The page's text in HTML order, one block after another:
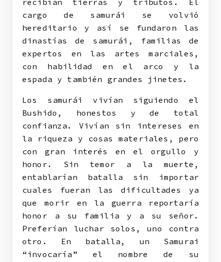
recibían tierras y tributos. El
cargo de samurái se volvió
hereditario y así se fundaron las
dinastías de samurái, familias de
expertos en las artes marciales,
con habilidad en el arco y la
espada y también grandes jinetes.
Los samurái vivían siguiendo el
Bushido, honestos y de total
confianza. Vivían sin intereses en
la riqueza y cosas materiales, pero
con gran interés en el orgullo y
honor. Sin temor a la muerte,
entablarían batalla sin importar
cuales fueran las dificultades ya
que morir en la guerra reportaría
honor a su familia y a su señor.
Preferían luchar solos, uno contra
otro. En batalla, un Samurai
“invocaría” el nombre de su